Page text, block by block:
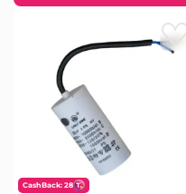
CashBack: 28